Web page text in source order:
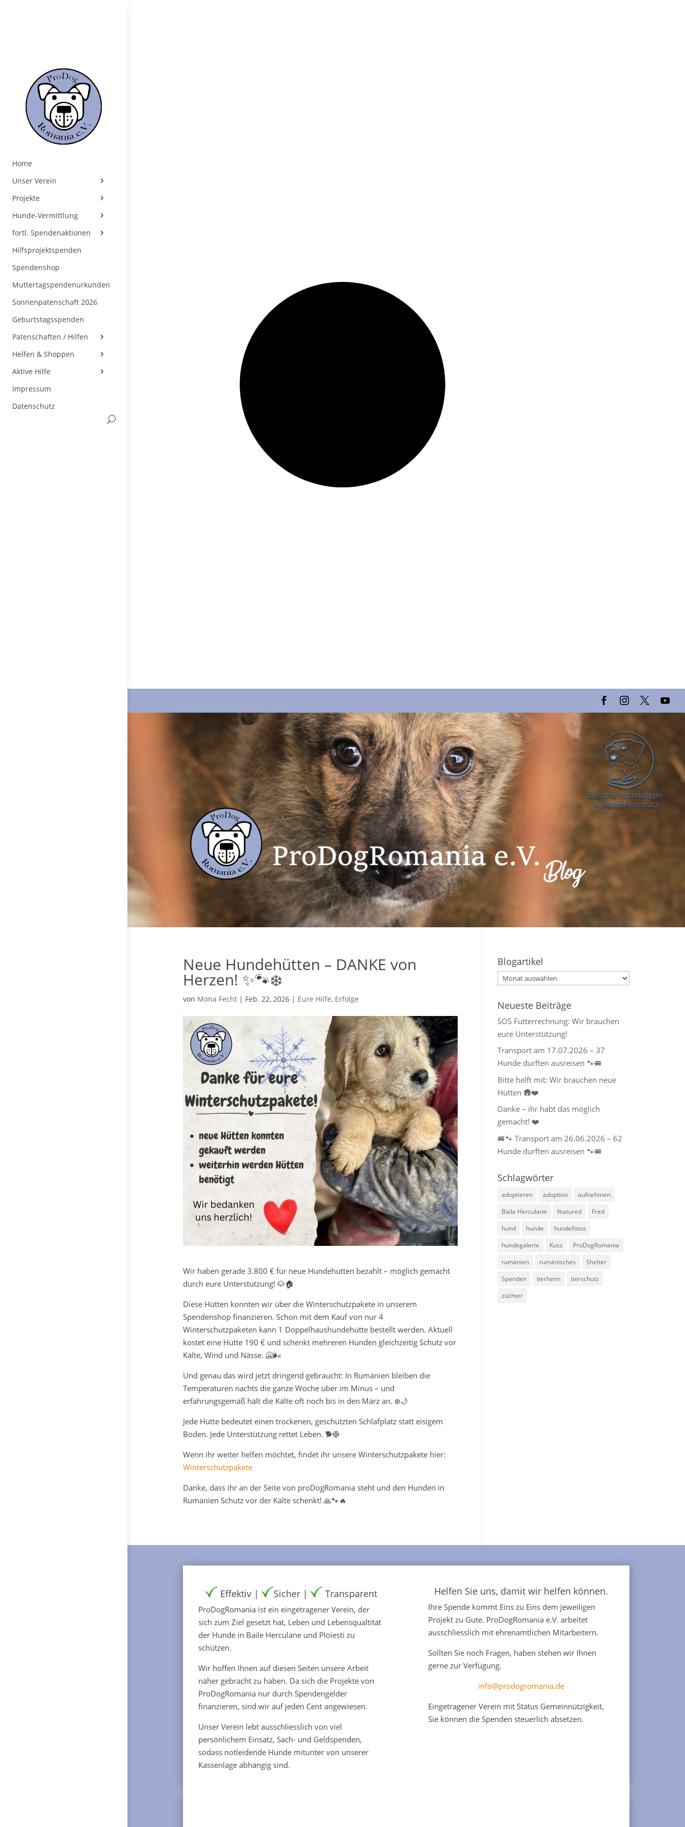
Home
Unser Verein
Projekte
Hunde-Vermittlung
fortl. Spendenaktionen
Hilfsprojektspenden
Spendenshop
Muttertagspendenurkunden
Sonnenpatenschaft 2026
Geburtstagsspenden
Patenschaften / Hilfen
Helfen & Shoppen
Aktive Hilfe
Impressum
Datenschutz
Neue Hundehütten – DANKE von
Herzen! ✨🐾❄️
von Mona Fecht | Feb. 22, 2026 | Eure Hilfe, Erfolge
Wir haben gerade 3.800 € für neue Hundehütten bezahlt – möglich gemacht
durch eure Unterstützung! 🐶🏠
Diese Hütten konnten wir über die Winterschutzpakete in unserem
Spendenshop finanzieren. Schon mit dem Kauf von nur 4
Winterschutzpaketen kann 1 Doppelhaushundehütte bestellt werden. Aktuell
kostet eine Hütte 190 € und schenkt mehreren Hunden gleichzeitig Schutz vor
Kälte, Wind und Nässe. 🥶🌬️
Und genau das wird jetzt dringend gebraucht: In Rumänien bleiben die
Temperaturen nachts die ganze Woche über im Minus – und
erfahrungsgemäß hält die Kälte oft noch bis in den März an. ❄️🌙
Jede Hütte bedeutet einen trockenen, geschützten Schlafplatz statt eisigem
Boden. Jede Unterstützung rettet Leben. 🐕🛟
Wenn ihr weiter helfen möchtet, findet ihr unsere Winterschutzpakete hier:
Winterschutzpakete
Danke, dass ihr an der Seite von proDogRomania steht und den Hunden in
Rumänien Schutz vor der Kälte schenkt!🙏🐾🔥
Blogartikel
Blogartikel
Neueste Beiträge
SOS Futterrechnung: Wir brauchen
eure Unterstützung!
Transport am 17.07.2026 – 37
Hunde durften ausreisen 🐾🚐
Bitte helft mit: Wir brauchen neue
Hütten 🛖❤️
Danke – ihr habt das möglich
gemacht! ❤️
🚐🐾 Transport am 26.06.2026 – 62
Hunde durften ausreisen 🐾🚐
Schlagwörter
adoptieren adoption
aufnehmen
Baile Herculane
featured
Fred
hund
hunde
hundefotos
hundegalerie
Kuss
ProDogRomania
rumänien
rumänisches
Shelter
Spenden
tierheim
tierschutz
züchter
Effektiv | Sicher | Transparent
ProDogRomania ist ein eingetragener Verein, der
sich zum Ziel gesetzt hat, Leben und Lebensqualtität
der Hunde in Baile Herculane und Ploiesti zu
schützen.
Wir hoffen Ihnen auf diesen Seiten unsere Arbeit
näher gebracht zu haben. Da sich die Projekte von
ProDogRomania nur durch Spendengelder
finanzieren, sind wir auf jeden Cent angewiesen.
Unser Verein lebt ausschliesslich von viel
persönlichem Einsatz, Sach- und Geldspenden,
sodass notleidende Hunde mitunter von unserer
Kassenlage abhängig sind.
Helfen Sie uns, damit wir helfen können.
Ihre Spende kommt Eins zu Eins dem jeweiligen
Projekt zu Gute. ProDogRomania e.V. arbeitet
ausschliesslich mit ehrenamtlichen Mitarbeitern.
Sollten Sie noch Fragen, haben stehen wir Ihnen
gerne zur Verfügung.
info@prodogromania.de
Eingetragener Verein mit Status Gemeinnützigkeit,
Sie können die Spenden steuerlich absetzen.